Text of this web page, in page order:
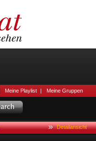
Meine Playlist | Meine Gruppen
Detailansicht